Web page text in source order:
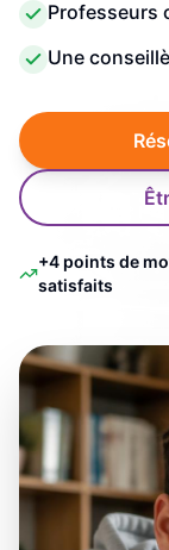
Professeurs
Une
+4 points de
satisfaits